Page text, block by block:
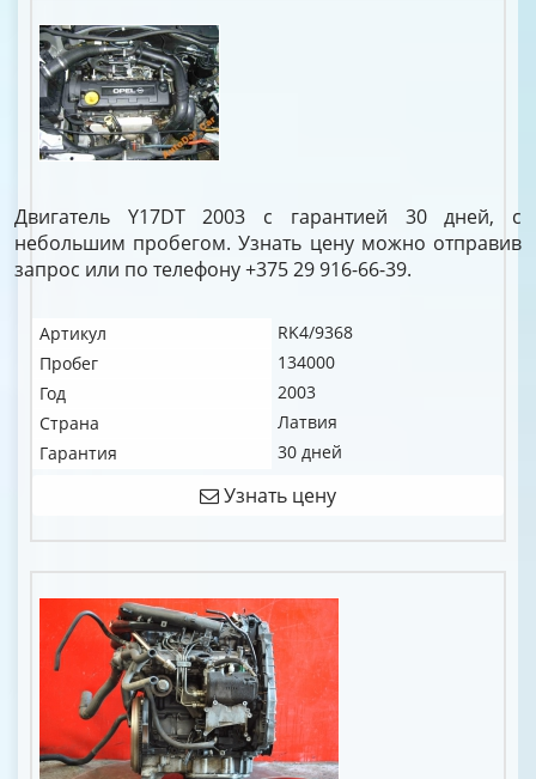
Двигатель Y17DT 2003 с гарантией 30 дней, с
небольшим пробегом. Узнать цену можно отправив
запрос или по телефону +375 29 916-66-39.
Артикул
RK4/9368
Пробег
134000
Год
2003
Страна
Латвия
Гарантия
30 дней
Узнать цену